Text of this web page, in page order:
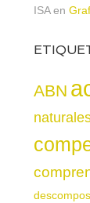
ISAen
ABN